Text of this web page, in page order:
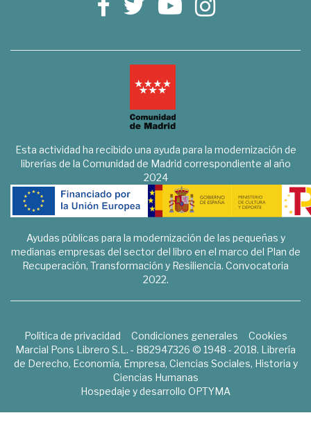
Esta actividad ha recibido una ayuda para la modernización de
librerías de la Comunidad de Madrid correspondiente al año
2024
Ayudas públicas para la modernización de las pequeñas y
medianas empresas del sector del libro en el marco del Plan de
Recuperación, Transformación y Resiliencia. Convocatoria
2022.
Política de privacidad Condiciones generales
Cookies
Marcial Pons Librero S.L. - B82947326 © 1948 - 2018. Librería
de Derecho, Economía, Empresa, Ciencias Sociales, Historia y
Ciencias Humanas
Hospedaje y desarrollo OPTYMA